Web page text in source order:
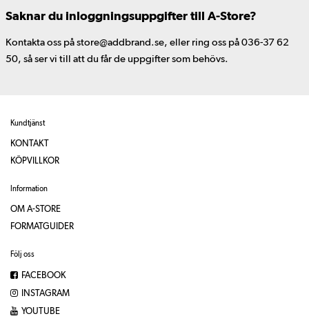
Saknar du inloggningsuppgifter till A-Store?
Kontakta oss på store@addbrand.se, eller ring oss på 036-37 62
50, så ser vi till att du får de uppgifter som behövs.
Kundtjänst
KONTAKT
KÖPVILLKOR
Information
OM A-STORE
FORMATGUIDER
Följ oss
FACEBOOK
INSTAGRAM
YOUTUBE